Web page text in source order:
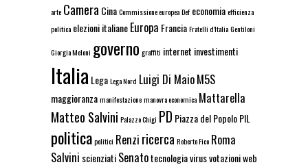
arte Camera CinaCommissione europeaDef economiaefficienza
politica elezioni italianeEuropa FranciaFratelli d'ItaliaGentiloni
Giorgia Meloni governo graffiti internet investimenti
Italia LegaLega Nord Luigi Di MaioM5S
maggioranzamanifestazionemanovra economica Mattarella
Matteo Salvini Palazzo Chigi PD Piazza del PopoloPIL
politicapolitici Renzi ricerca Roberto Fico Roma
Salvini scienziatiSenatotecnologiavirusvotazioniweb